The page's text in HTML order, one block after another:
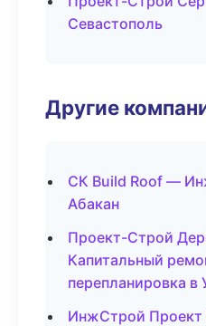
Севастополь
Другие
СК Build Roof —
Абакан
Проект-Строй
Капитальный
перепланировка в
ИнжСтрой